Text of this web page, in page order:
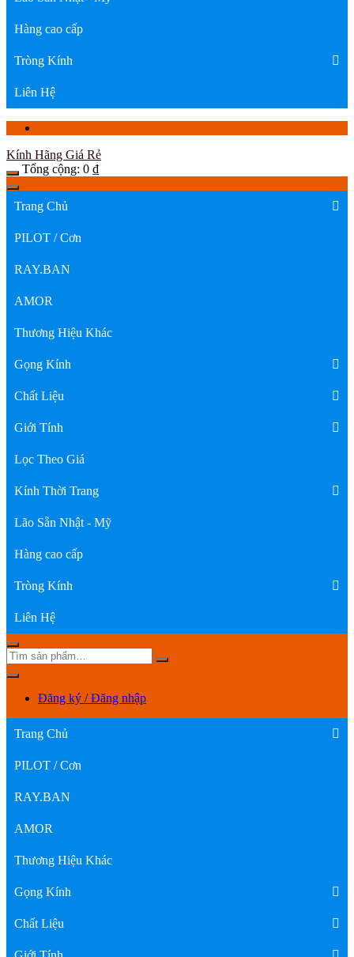
Hàng cao cấp
Tròng Kính
Liên Hệ
Kính Hãng Giá Rẻ
Tổng cộng: 0 ₫
Trang Chủ
PILOT / Cơn
RAY.BAN
AMOR
Thương Hiệu Khác
Gọng Kính
Chất Liệu
Giới Tính
Lọc Theo Giá
Kính Thời Trang
Lão Sẵn Nhật - Mỹ
Hàng cao cấp
Tròng Kính
Liên Hệ
Đăng ký / Đăng nhập
Trang Chủ
PILOT / Cơn
RAY.BAN
AMOR
Thương Hiệu Khác
Gọng Kính
Chất Liệu